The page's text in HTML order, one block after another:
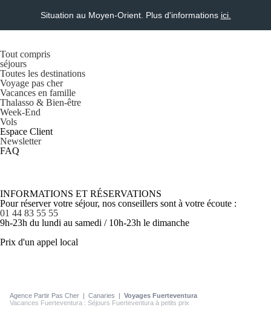
Situation au Moyen-Orient. Plus d'informations ici.
Tout compris
séjours
Toutes les destinations
Voyage pas cher
Vacances en famille
Thalasso & Bien-être
Week-End
Vols
Espace Client
Newsletter
FAQ
INFORMATIONS ET RÉSERVATIONS
Pour réserver votre séjour, nos conseillers sont à votre écoute :
01 44 83 55 55
9h-23h du lundi au samedi / 10h-23h le dimanche
Prix d'un appel local
Agence Partir Pas Cher | Canaries | Voyages Fuerteventura
Vacances Fuerteventura : Séjours Fuerteventura à petits prix